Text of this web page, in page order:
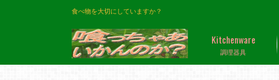
食べ物を大切にしていますか？
調理器具
Kitchenware